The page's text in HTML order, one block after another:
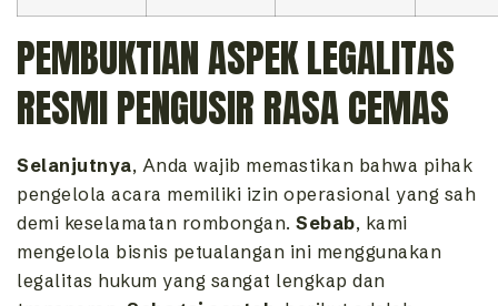
PEMBUKTIAN ASPEK LEGALITAS
RESMI PENGUSIR RASA CEMAS
Selanjutnya, Anda wajib memastikan bahwa pihak
pengelola acara memiliki izin operasional yang sah
demi keselamatan rombongan. Sebab, kami
mengelola bisnis petualangan ini menggunakan
legalitas hukum yang sangat lengkap dan